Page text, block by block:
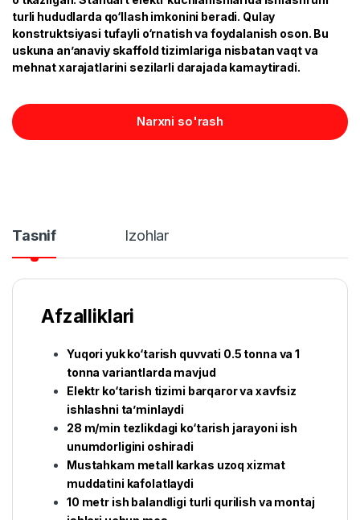
turli hududlarda qo‘llash imkonini beradi. Qulay
konstruktsiyasi tufayli o‘rnatish va foydalanish oson. Bu
uskuna an’anaviy skaffold tizimlariga nisbatan vaqt va
mehnat xarajatlarini sezilarli darajada kamaytiradi.
Narxni so'rash
Tasnif Izohlar
Afzalliklari
Yuqori yuk ko‘tarish quvvati 0.5 tonna va 1
tonna variantlarda mavjud
Elektr ko‘tarish tizimi barqaror va xavfsiz
ishlashni ta’minlaydi
28 m/min tezlikdagi ko‘tarish jarayoni ish
unumdorligini oshiradi
Mustahkam metall karkas uzoq xizmat
muddatini kafolatlaydi
10 metr ish balandligi turli qurilish va montaj